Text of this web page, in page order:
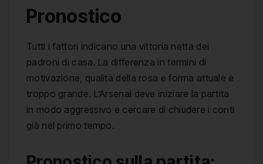
Pronostico
Tutti i fattori indicano una vittoria netta dei
padroni di casa. La differenza in termini di
motivazione, qualità della rosa e forma attuale è
troppo grande. L’Arsenal deve iniziare la partita
in modo aggressivo e cercare di chiudere i conti
già nel primo tempo.